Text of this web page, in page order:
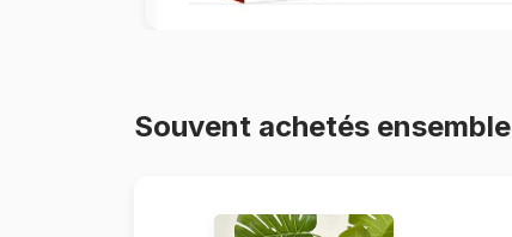
Souvent achetés ensemble